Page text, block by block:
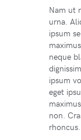
Nam ut
urna.
ipsum
neque
ipsum
eget
non.
rhoncus.